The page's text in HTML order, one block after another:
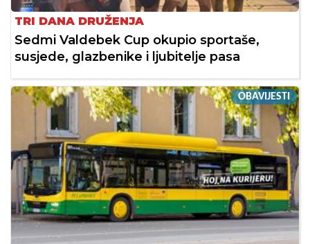
TRI DANA DRUŽENJA
Sedmi Valdebek Cup okupio sportaše,
susjede, glazbenike i ljubitelje pasa
OBAVIJESTI